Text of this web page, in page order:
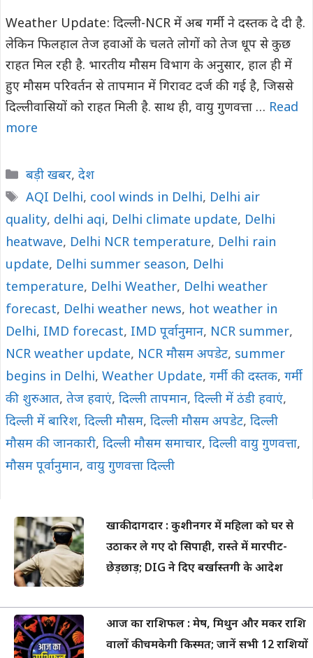
Weather Update: दिल्ली-NCR में अब गर्मी ने दस्तक दे दी है.
लेकिन फिलहाल तेज हवाओं के चलते लोगों को तेज धूप से कुछ
राहत मिल रही है. भारतीय मौसम विभाग के अनुसार, हाल ही में
हुए मौसम परिवर्तन से तापमान में गिरावट दर्ज की गई है, जिससे
दिल्लीवासियों को राहत मिली है. साथ ही, वायु गुणवत्ता … Read
more
Categories
बड़ी खबर, देश
Tags
AQI Delhi, cool winds in Delhi, Delhi air
quality, delhi aqi, Delhi climate update, Delhi
heatwave, Delhi NCR temperature, Delhi rain
update, Delhi summer season, Delhi
temperature, Delhi Weather, Delhi weather
forecast, Delhi weather news, hot weather in
Delhi, IMD forecast, IMD पूर्वानुमान, NCR summer,
NCR weather update, NCR मौसम अपडेट, summer
begins in Delhi, Weather Update, गर्मी की दस्तक, गर्मी
की शुरुआत, तेज हवाएं, दिल्ली तापमान, दिल्ली में ठंडी हवाएं,
दिल्ली में बारिश, दिल्ली मौसम, दिल्ली मौसम अपडेट, दिल्ली
मौसम की जानकारी, दिल्ली मौसम समाचार, दिल्ली वायु गुणवत्ता,
मौसम पूर्वानुमान, वायु गुणवत्ता दिल्ली
खाकी दागदार : कुशीनगर में महिला को घर से
उठाकर ले गए दो सिपाही, रास्ते में मारपीट-
छेड़छाड़; DIG ने दिए बर्खास्तगी के आदेश
आज का राशिफल : मेष, मिथुन और मकर राशि
वालों की चमकेगी किस्मत; जानें सभी 12 राशियों